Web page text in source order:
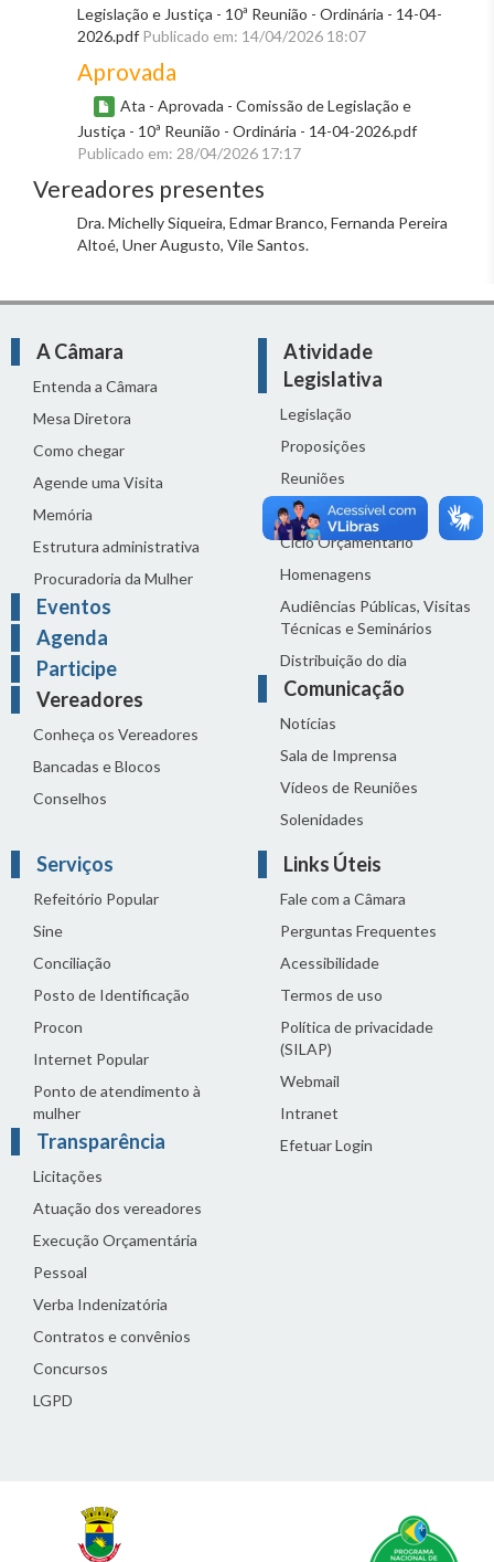
Legislação e Justiça - 10ª Reunião - Ordinária - 14-04-
2026.pdf Publicado em: 14/04/2026 18:07
Aprovada
Ata - Aprovada - Comissão de Legislação e
Justiça - 10ª Reunião - Ordinária - 14-04-2026.pdf
Publicado em: 28/04/2026 17:17
Vereadores presentes
Dra. Michelly Siqueira, Edmar Branco, Fernanda Pereira
Altoé, Uner Augusto, Vile Santos.
A Câmara
Entenda a Câmara
Mesa Diretora
Como chegar
Agende uma Visita
Memória
Estrutura administrativa
Procuradoria da Mulher
Eventos
Agenda
Participe
Vereadores
Conheça os Vereadores
Bancadas e Blocos
Conselhos
Atividade
Legislativa
Legislação
Proposições
Reuniões
Comissões
Ciclo Orçamentário
Homenagens
Audiências Públicas, Visitas
Técnicas e Seminários
Distribuição do dia
Comunicação
Notícias
Sala de Imprensa
Vídeos de Reuniões
Solenidades
Serviços
Refeitório Popular
Sine
Conciliação
Posto de Identificação
Procon
Internet Popular
Ponto de atendimento à
mulher
Transparência
Licitações
Atuação dos vereadores
Execução Orçamentária
Pessoal
Verba Indenizatória
Contratos e convênios
Concursos
LGPD
Links Úteis
Fale com a Câmara
Perguntas Frequentes
Acessibilidade
Termos de uso
Política de privacidade
(SILAP)
Webmail
Intranet
Efetuar Login